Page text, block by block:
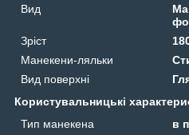
Вид
Зріст
Манекени-ляльки
Вид поверхні
Користувальницькі
Тип манекена
в